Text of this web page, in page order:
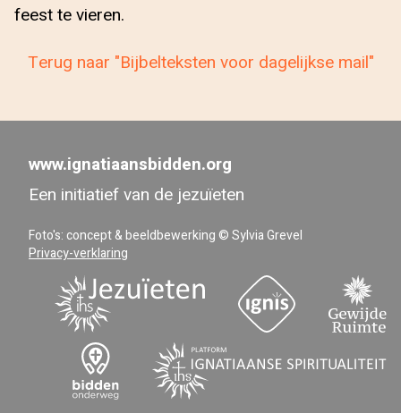
feest te vieren.
Terug naar "Bijbelteksten voor dagelijkse mail"
www.ignatiaansbidden.org
Een initiatief van de jezuïeten
Foto's: concept & beeldbewerking © Sylvia Grevel
Privacy-verklaring